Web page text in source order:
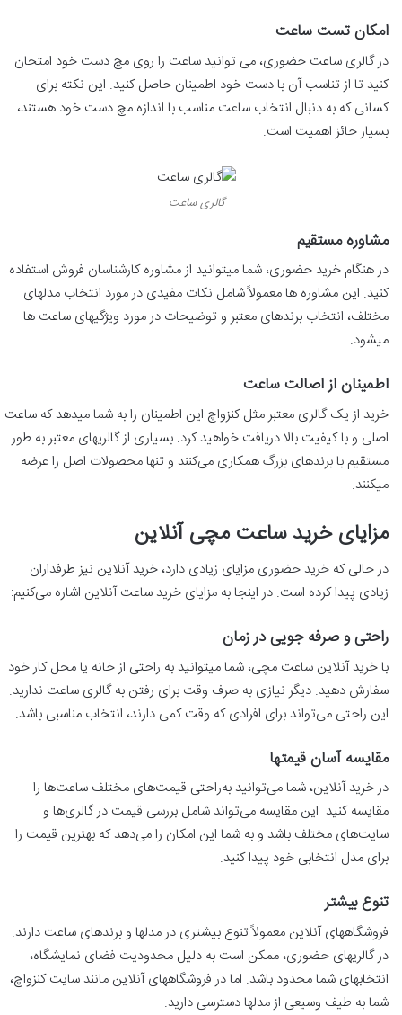
امکان تست ساعت
در گالری ساعت حضوری، می توانید ساعت را روی مچ دست خود امتحان
کنید تا از تناسب آن با دست خود اطمینان حاصل کنید. این نکته برای
کسانی که به دنبال انتخاب ساعت مناسب با اندازه مچ دست خود هستند،
بسیار حائز اهمیت است.
گالری ساعت
مشاوره مستقیم
در هنگام خرید حضوری، شما میتوانید از مشاوره کارشناسان فروش استفاده
کنید. این مشاوره ها معمولاً شامل نکات مفیدی در مورد انتخاب مدلهای
مختلف، انتخاب برندهای معتبر و توضیحات در مورد ویژگیهای ساعت ها
میشود.
اطمینان از اصالت ساعت
خرید از یک گالری معتبر مثل کنزواچ این اطمینان را به شما میدهد که ساعت
اصلی و با کیفیت بالا دریافت خواهید کرد. بسیاری از گالریهای معتبر به طور
مستقیم با برندهای بزرگ همکاری می‌کنند و تنها محصولات اصل را عرضه
میکنند.
مزایای خرید ساعت مچی آنلاین
در حالی که خرید حضوری مزایای زیادی دارد، خرید آنلاین نیز طرفداران
زیادی پیدا کرده است. در اینجا به مزایای خرید ساعت آنلاین اشاره می‌کنیم:
راحتی و صرفه جویی در زمان
با خرید آنلاین ساعت مچی، شما میتوانید به راحتی از خانه یا محل کار خود
سفارش دهید. دیگر نیازی به صرف وقت برای رفتن به گالری ساعت ندارید.
این راحتی می‌تواند برای افرادی که وقت کمی دارند، انتخاب مناسبی باشد.
مقایسه آسان قیمتها
در خرید آنلاین، شما می‌توانید به‌راحتی قیمت‌های مختلف ساعت‌ها را
مقایسه کنید. این مقایسه می‌تواند شامل بررسی قیمت در گالری‌ها و
سایت‌های مختلف باشد و به شما این امکان را می‌دهد که بهترین قیمت را
برای مدل انتخابی خود پیدا کنید.
تنوع بیشتر
فروشگاههای آنلاین معمولاً تنوع بیشتری در مدلها و برندهای ساعت دارند.
در گالریهای حضوری، ممکن است به دلیل محدودیت فضای نمایشگاه،
انتخابهای شما محدود باشد. اما در فروشگاههای آنلاین مانند سایت کنزواچ،
شما به طیف وسیعی از مدلها دسترسی دارید.